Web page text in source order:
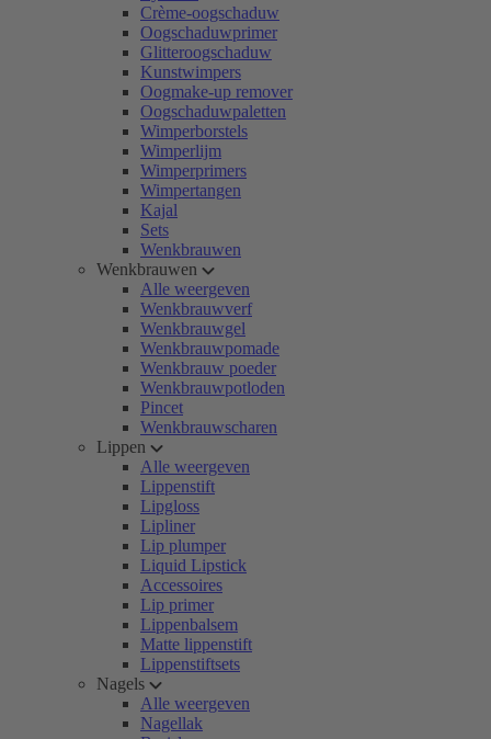
Crème-oogschaduw
Oogschaduwprimer
Glitteroogschaduw
Kunstwimpers
Oogmake-up remover
Oogschaduwpaletten
Wimperborstels
Wimperlijm
Wimperprimers
Wimpertangen
Kajal
Sets
Wenkbrauwen
Wenkbrauwen
Alle weergeven
Wenkbrauwverf
Wenkbrauwgel
Wenkbrauwpomade
Wenkbrauw poeder
Wenkbrauwpotloden
Pincet
Wenkbrauwscharen
Lippen
Alle weergeven
Lippenstift
Lipgloss
Lipliner
Lip plumper
Liquid Lipstick
Accessoires
Lip primer
Lippenbalsem
Matte lippenstift
Lippenstiftsets
Nagels
Alle weergeven
Nagellak